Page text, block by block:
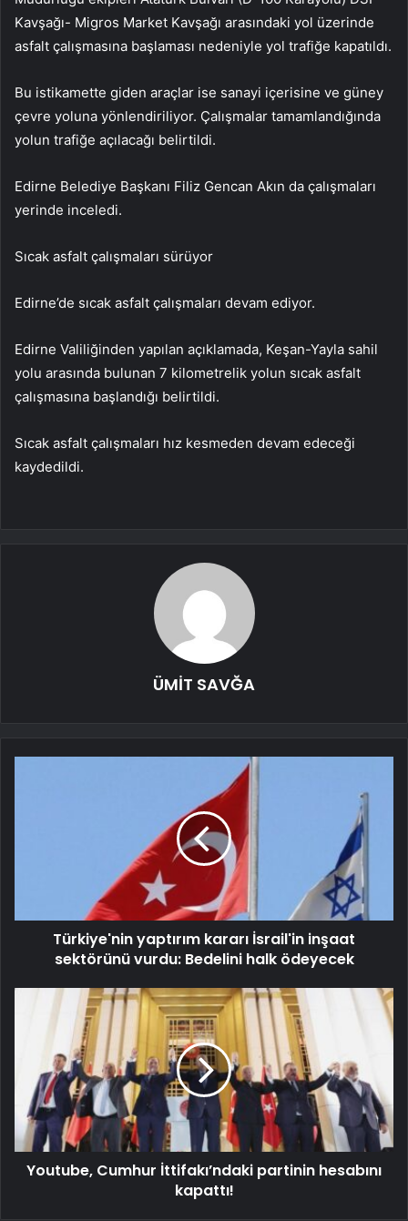
Kavşağı- Migros Market Kavşağı arasındaki yol üzerinde
asfalt çalışmasına başlaması nedeniyle yol trafiğe kapatıldı.
Bu istikamette giden araçlar ise sanayi içerisine ve güney
çevre yoluna yönlendiriliyor. Çalışmalar tamamlandığında
yolun trafiğe açılacağı belirtildi.
Edirne Belediye Başkanı Filiz Gencan Akın da çalışmaları
yerinde inceledi.
Sıcak asfalt çalışmaları sürüyor
Edirne’de sıcak asfalt çalışmaları devam ediyor.
Edirne Valiliğinden yapılan açıklamada, Keşan-Yayla sahil
yolu arasında bulunan 7 kilometrelik yolun sıcak asfalt
çalışmasına başlandığı belirtildi.
Sıcak asfalt çalışmaları hız kesmeden devam edeceği
kaydedildi.
ÜMİT SAVĞA
Türkiye'nin yaptırım kararı İsrail'in inşaat
sektörünü vurdu: Bedelini halk ödeyecek
Youtube, Cumhur İttifakı’ndaki partinin hesabını
kapattı!